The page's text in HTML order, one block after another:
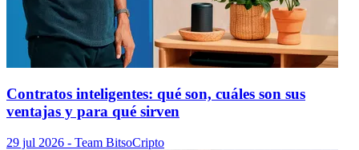
Contratos inteligentes: qué son, cuáles son sus
ventajas y para qué sirven
29 jul 2026 - Team BitsoCripto